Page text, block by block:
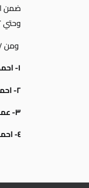
وحتي ٢٢ اكتوبر
ومن ٢٧ اكتوبر اكتوبر وحتي ٢٩ اكتوبر المؤهلة لبطولة كأس العالم فقد جاءت النتائج كالتالي :
١- احمد محمد سامج – المركز الثاني
٢- احمد عمر عناني – المراكز ٩ / ١٤ / ١٥
٣- عمر رشاد عثمان – المركز ال١٤ لبطولة S.T
٤- احمد اسامة النجار – المركز ال١١ وال١٩ لبطولة B.T